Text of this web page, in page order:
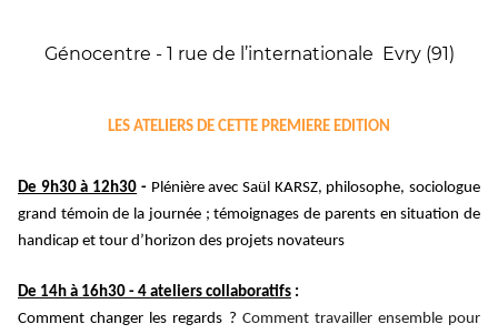
Génocentre - 1 rue de l’internationale Evry (91)
LES ATELIERS DE CETTE PREMIERE EDITION
De 9h30 à 12h30 - Plénière avec Saül KARSZ, philosophe, sociologue
grand témoin de la journée ; témoignages de parents en situation de
handicap et tour d’horizon des projets novateurs
De 14h à 16h30 - 4 ateliers collaboratifs :
Comment changer les regards ? Comment travailler ensemble pour